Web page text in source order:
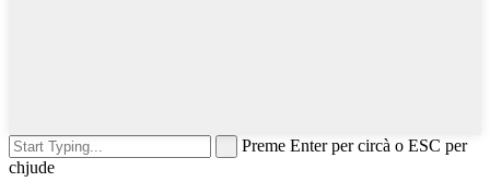
Preme Enter per circà o ESC per
chjude